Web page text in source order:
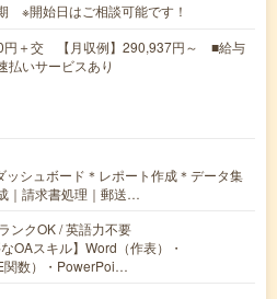
※開始日はご相談可能です！
円＋交 【月収例】290,937円～ ■給与
払いサービスあり
ッシュボード＊レポート作成＊データ集
｜請求書処理｜郵送…
ンクOK / 英語力不要
OAスキル】Word（作表）・
関数）・PowerPoi…